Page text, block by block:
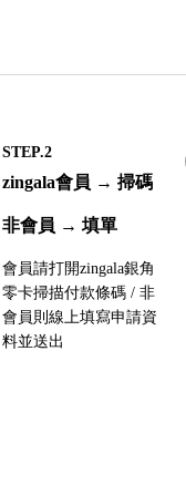
STEP.2
zingala會員 → 掃碼
非會員 → 填單
會員請打開zingala銀角
零卡掃描付款條碼 / 非
會員則線上填寫申請資
料並送出